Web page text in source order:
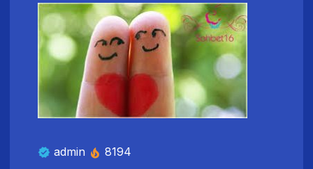
admin 8194